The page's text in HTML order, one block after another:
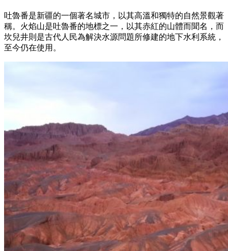
吐魯番是新疆的一個著名城市，以其高溫和獨特的自然景觀著
稱。火焰山是吐魯番的地標之一，以其赤紅的山體而聞名，而
坎兒井則是古代人民為解決水源問題所修建的地下水利系統，
至今仍在使用。